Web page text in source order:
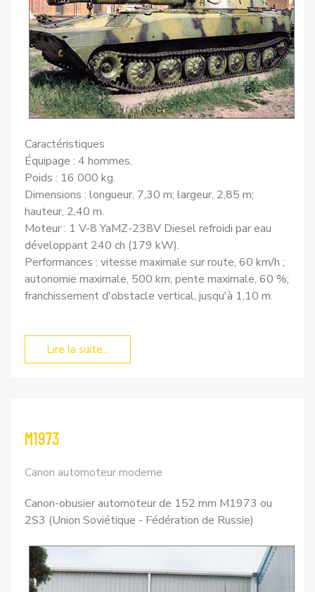
Caractéristiques
Équipage : 4 hommes.
Poids : 16 000 kg.
Dimensions : longueur, 7,30 m; largeur, 2,85 m;
hauteur, 2,40 m.
Moteur : 1 V-8 YaMZ-238V Diesel refroidi par eau
développant 240 ch (179 kW).
Performances : vitesse maximale sur route, 60 km/h ;
autonomie maximale, 500 km; pente maximale, 60 %;
franchissement d'obstacle vertical, jusqu'à 1,10 m.
Lire la suite...
M1973
Canon automoteur moderne
Canon-obusier automoteur de 152 mm M1973 ou
2S3 (Union Soviétique - Fédération de Russie)